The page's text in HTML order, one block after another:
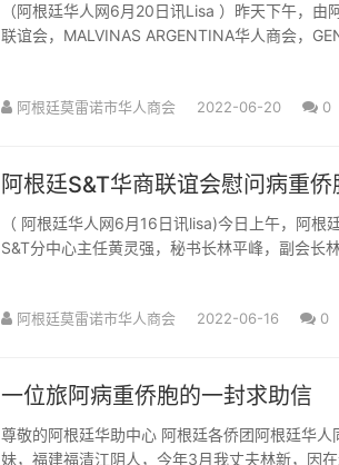
（阿根廷华人网6月20日讯Lisa ）昨天下午，
联谊会，MALVINAS ARGENTINA华人商会，
阿根廷莫雷诺市华人商会 2022-06-20 0
阿根廷S&T华商联谊会慰问病重
（ 阿根廷华人网6月16日讯lisa)今日上午，阿
S&T分中心主任黄灵强，秘书长林平峰，副会长
阿根廷莫雷诺市华人商会 2022-06-16 0
一位旅阿病重侨胞的一封求助信
尊敬的阿根廷华助中心 阿根廷各侨团阿根廷华人同胞，各位亲朋好友及爱心人土，我叫薜玉
妹，福建福清江阴人，今年3月我丈夫林新，因